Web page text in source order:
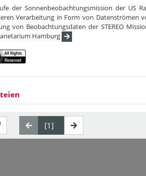
der Sonnenbeobachtungsmission der US
Verarbeitung in Form von Datenströmen
von Beobachtungsdaten der STEREO
Hamburg